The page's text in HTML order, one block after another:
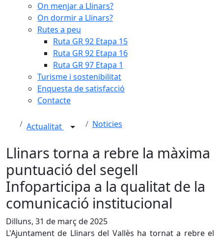
On menjar a Llinars?
On dormir a Llinars?
Rutes a peu
Ruta GR 92 Etapa 15
Ruta GR 92 Etapa 16
Ruta GR 97 Etapa 1
Turisme i sostenibilitat
Enquesta de satisfacció
Contacte
Actualitat Noticies
Llinars torna a rebre la màxima
puntuació del segell
Infoparticipa a la qualitat de la
comunicació institucional
Dilluns, 31 de març de 2025
L'Ajuntament de Llinars del Vallès ha tornat a rebre el